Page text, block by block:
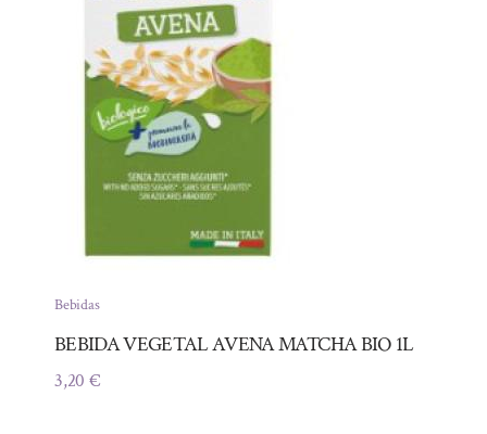
Bebidas
BEBIDA VEGETAL AVENA MATCHA BIO 1L
3,20€